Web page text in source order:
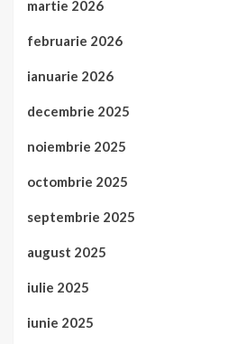
martie 2026
februarie 2026
ianuarie 2026
decembrie 2025
noiembrie 2025
octombrie 2025
septembrie 2025
august 2025
iulie 2025
iunie 2025